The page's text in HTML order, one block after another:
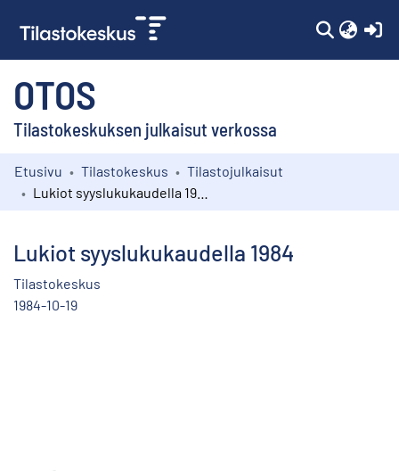
OTOS
Tilastokeskuksen julkaisut verkossa
Kokoelmat
Etusivu Tilastokeskus
Tilastojulkaisut
Lukiot syyslukukaudella 1984
Tilastokeskus
1984-10-19